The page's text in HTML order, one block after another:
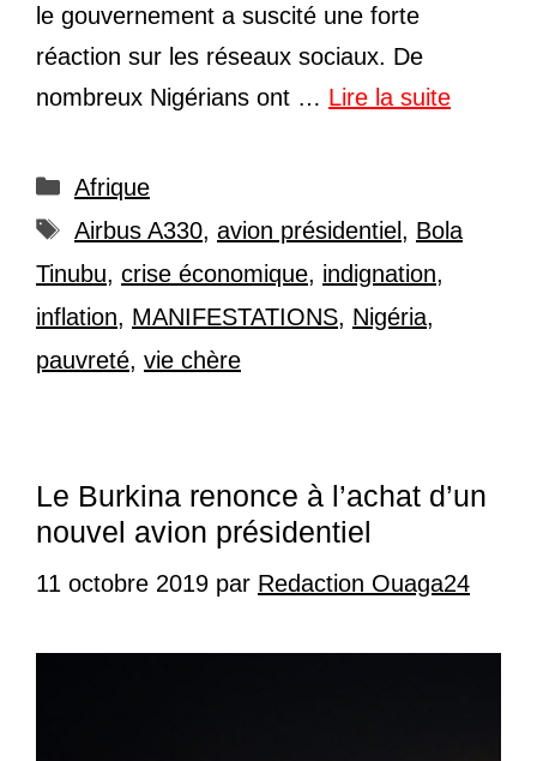
le gouvernement a suscité une forte
réaction sur les réseaux sociaux. De
nombreux Nigérians ont … Lire la suite
Catégories
Afrique
Étiquettes
Airbus A330, avion présidentiel, Bola
Tinubu, crise économique, indignation,
inflation, MANIFESTATIONS, Nigéria,
pauvreté, vie chère
Le Burkina renonce à l’achat d’un
nouvel avion présidentiel
11 octobre 2019 par Redaction Ouaga24